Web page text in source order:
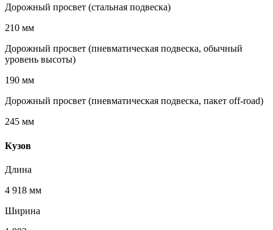
Дорожный просвет (стальная подвеска)
210 мм
Дорожный просвет (пневматическая подвеска, обычный
уровень высоты)
190 мм
Дорожный просвет (пневматическая подвеска, пакет off-road)
245 мм
Кузов
Длина
4 918 мм
Ширина